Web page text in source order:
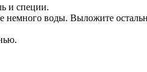
и специи.
немного воды. Выложите